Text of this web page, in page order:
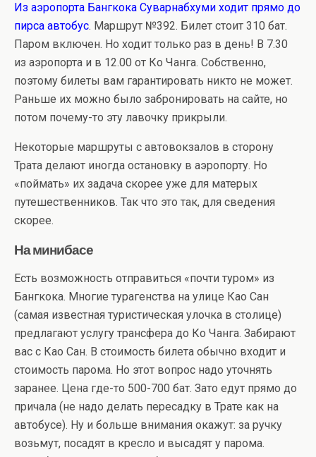
Из аэропорта Бангкока Суварнабхуми ходит прямо до
пирса автобус. Маршрут №392. Билет стоит 310 бат.
Паром включен. Но ходит только раз в день! В 7.30
из аэропорта и в 12.00 от Ко Чанга. Собственно,
поэтому билеты вам гарантировать никто не может.
Раньше их можно было забронировать на сайте, но
потом почему-то эту лавочку прикрыли.
Некоторые маршруты с автовокзалов в сторону
Трата делают иногда остановку в аэропорту. Но
«поймать» их задача скорее уже для матерых
путешественников. Так что это так, для сведения
скорее.
На минибасе
Есть возможность отправиться «почти туром» из
Бангкока. Многие турагенства на улице Као Сан
(самая известная туристическая улочка в столице)
предлагают услугу трансфера до Ко Чанга. Забирают
вас с Као Сан. В стоимость билета обычно входит и
стоимость парома. Но этот вопрос надо уточнять
заранее. Цена где-то 500-700 бат. Зато едут прямо до
причала (не надо делать пересадку в Трате как на
автобусе). Ну и больше внимания окажут: за ручку
возьмут, посадят в кресло и высадят у парома.